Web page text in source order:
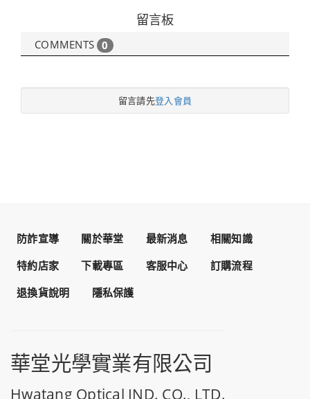
留言板
COMMENTS 0
留言請先登入會員
防詐宣導 關於華堂 最新消息
相關知識
特約店家
下載專區 客服中心
訂購流程
退換貨說明
隱私保護
華堂光學實業有限公司
Hwatang Optical IND. CO., LTD.